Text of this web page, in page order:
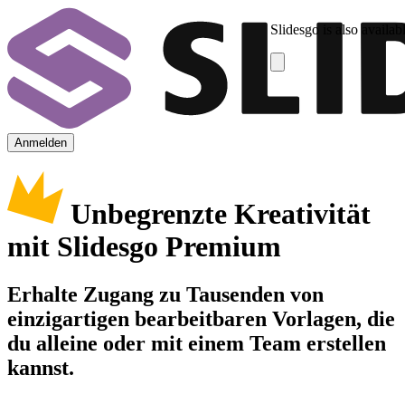
Slidesgo is also
Anmelden
Unbegrenzte Kreativität
mit Slidesgo Premium
Erhalte Zugang zu Tausenden von
einzigartigen bearbeitbaren Vorlagen, die
du alleine oder mit einem Team erstellen
kannst.